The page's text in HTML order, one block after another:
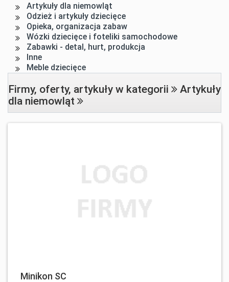
Artykuły dla niemowląt
Odzież i artykuły dziecięce
Opieka, organizacja zabaw
Wózki dziecięce i foteliki samochodowe
Zabawki - detal, hurt, produkcja
Inne
Meble dziecięce
Firmy, oferty, artykuły w kategorii
Artykuły
dla niemowląt
Minikon SC